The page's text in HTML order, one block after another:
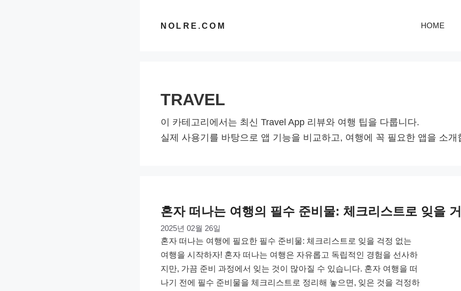
NOLRE.COM HOME
TRAVEL
이 카테고리에서는 최신 Travel App 리뷰와 여행 팁을 다룹니다.
실제 사용기를 바탕으로 앱 기능을 비교하고, 여행에 꼭 필요한 앱을 소개
혼자 떠나는 여행의 필수 준비물: 체크리스트로 잊을
2025년 02월 26일
혼자 떠나는 여행에 필요한 필수 준비물: 체크리스트로 잊을 걱정 없는
여행을 시작하자! 혼자 떠나는 여행은 자유롭고 독립적인 경험을 선사하
지만, 가끔 준비 과정에서 잊는 것이 많아질 수 있습니다. 혼자 여행을 떠
나기 전에 필수 준비물을 체크리스트로 정리해 놓으면, 잊은 것을 걱정하